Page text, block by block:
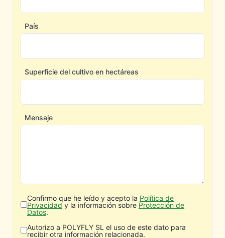
País
Superficie del cultivo en hectáreas
Mensaje
Confirmo que he leído y acepto la Política de
Privacidady la información sobre Protección de
Datos.
Autorizo a POLYFLY SL el uso de este dato para
recibir otra información relacionada.